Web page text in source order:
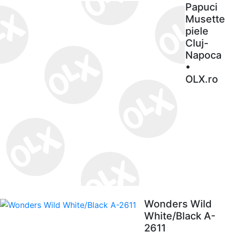
Papuci
Musette
piele
Cluj-
Napoca
•
OLX.ro
Wonders Wild
White/Black A-
2611